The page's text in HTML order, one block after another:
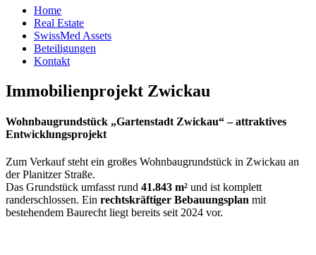
Home
Real Estate
SwissMed Assets
Beteiligungen
Kontakt
Immobilienprojekt Zwickau
Wohnbaugrundstück „Gartenstadt Zwickau“ – attraktives
Entwicklungsprojekt
Zum Verkauf steht ein großes Wohnbaugrundstück in Zwickau an
der Planitzer Straße.
Das Grundstück umfasst rund 41.843 m² und ist komplett
randerschlossen. Ein rechtskräftiger Bebauungsplan mit
bestehendem Baurecht liegt bereits seit 2024 vor.